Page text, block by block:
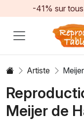
-41% sur
Artiste
Meijer de